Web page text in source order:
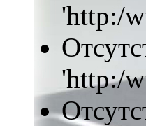
'http:/
'http:/